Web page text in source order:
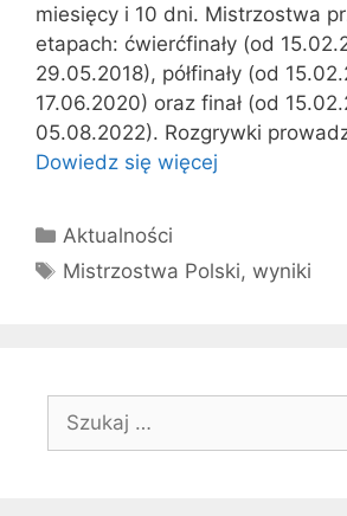
miesięcy i 10 dni. Mistrzostwa
etapach: ćwierćfinały (od
29.05.2018), półfinały (od
17.06.2020) oraz finał (od
05.08.2022). Rozgrywki
Dowiedz się więcej
Kategorie
Aktualności
Tagi
Mistrzostwa Polski,wyniki